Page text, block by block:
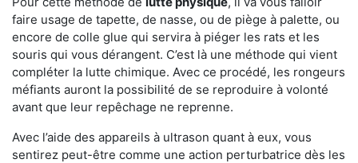
faire usage de tapette, de nasse, ou de piège à palette, ou
encore de colle glue qui servira à piéger les rats et les
souris qui vous dérangent. C’est là une méthode qui vient
compléter la lutte chimique. Avec ce procédé, les rongeurs
méfiants auront la possibilité de se reproduire à volonté
avant que leur repêchage ne reprenne.
Avec l’aide des appareils à ultrason quant à eux, vous
sentirez peut-être comme une action perturbatrice dès les